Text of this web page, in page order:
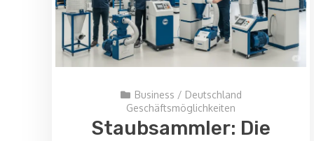
Business / Deutschland
Geschäftsmöglichkeiten
Staubsammler: Die